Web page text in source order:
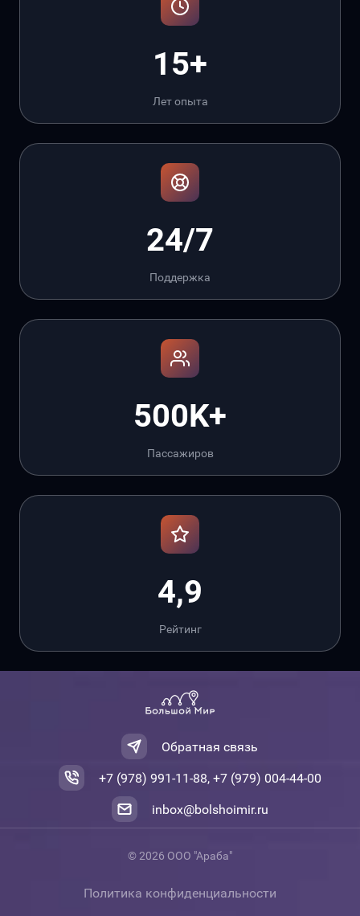
15+
Лет опыта
24/7
Поддержка
500K+
Пассажиров
4,9
Рейтинг
Обратная связь
+7 (978) 991-11-88, +7 (979) 004-44-00
inbox@bolshoimir.ru
© 2026 ООО "Араба"
Политика конфиденциальности